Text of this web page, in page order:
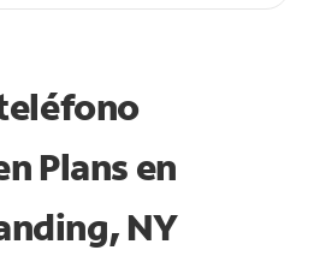
Plans en
NY